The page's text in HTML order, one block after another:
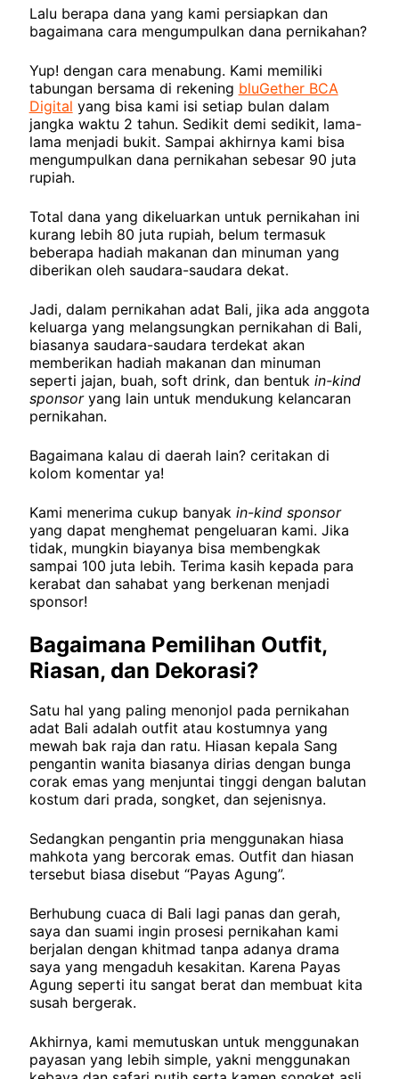
Lalu berapa dana yang kami persiapkan dan
bagaimana cara mengumpulkan dana pernikahan?
Yup! dengan cara menabung. Kami memiliki
tabungan bersama di rekening bluGether BCA
Digital yang bisa kami isi setiap bulan dalam
jangka waktu 2 tahun. Sedikit demi sedikit, lama-
lama menjadi bukit. Sampai akhirnya kami bisa
mengumpulkan dana pernikahan sebesar 90 juta
rupiah.
Total dana yang dikeluarkan untuk pernikahan ini
kurang lebih 80 juta rupiah, belum termasuk
beberapa hadiah makanan dan minuman yang
diberikan oleh saudara-saudara dekat.
Jadi, dalam pernikahan adat Bali, jika ada anggota
keluarga yang melangsungkan pernikahan di Bali,
biasanya saudara-saudara terdekat akan
memberikan hadiah makanan dan minuman
seperti jajan, buah, soft drink, dan bentuk in-kind
sponsoryang lain untuk mendukung kelancaran
pernikahan.
Bagaimana kalau di daerah lain? ceritakan di
kolom komentar ya!
Kami menerima cukup banyak in-kind sponsor
yang dapat menghemat pengeluaran kami. Jika
tidak, mungkin biayanya bisa membengkak
sampai 100 juta lebih. Terima kasih kepada para
kerabat dan sahabat yang berkenan menjadi
sponsor!
Bagaimana Pemilihan Outfit,
Riasan, dan Dekorasi?
Satu hal yang paling menonjol pada pernikahan
adat Bali adalah outfit atau kostumnya yang
mewah bak raja dan ratu. Hiasan kepala Sang
pengantin wanita biasanya dirias dengan bunga
corak emas yang menjuntai tinggi dengan balutan
kostum dari prada, songket, dan sejenisnya.
Sedangkan pengantin pria menggunakan hiasa
mahkota yang bercorak emas. Outfit dan hiasan
tersebut biasa disebut “Payas Agung”.
Berhubung cuaca di Bali lagi panas dan gerah,
saya dan suami ingin prosesi pernikahan kami
berjalan dengan khitmad tanpa adanya drama
saya yang mengaduh kesakitan. Karena Payas
Agung seperti itu sangat berat dan membuat kita
susah bergerak.
Akhirnya, kami memutuskan untuk menggunakan
payasan yang lebih simple, yakni menggunakan